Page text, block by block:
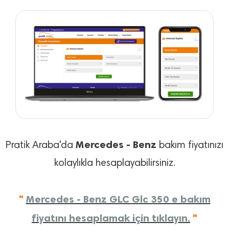
Pratik Araba'da Mercedes - Benz bakım fiyatınızı
kolaylıkla hesaplayabilirsiniz.
" Mercedes - Benz GLC Glc 350 e bakım
fiyatını hesaplamak için tıklayın. "